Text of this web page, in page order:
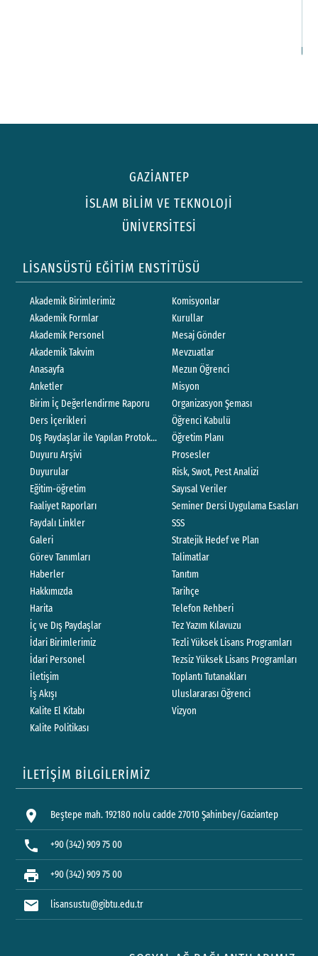
GAZİANTEP
İSLAM BİLİM VE TEKNOLOJİ
ÜNİVERSİTESİ
LİSANSÜSTÜ EĞİTİM ENSTİTÜSÜ
Akademik Birimlerimiz
Akademik Formlar
Akademik Personel
Akademik Takvim
Anasayfa
Anketler
Birim İç Değerlendirme Raporu
Ders İçerikleri
Dış Paydaşlar ile Yapılan Protokoller
Duyuru Arşivi
Duyurular
Eğitim-öğretim
Faaliyet Raporları
Faydalı Linkler
Galeri
Görev Tanımları
Haberler
Hakkımızda
Harita
İç ve Dış Paydaşlar
İdari Birimlerimiz
İdari Personel
İletişim
İş Akışı
Kalite El Kitabı
Kalite Politikası
Komisyonlar
Kurullar
Mesaj Gönder
Mevzuatlar
Mezun Öğrenci
Misyon
Organizasyon Şeması
Öğrenci Kabulü
Öğretim Planı
Prosesler
Risk, Swot, Pest Analizi
Sayısal Veriler
Seminer Dersi Uygulama Esasları
SSS
Stratejik Hedef ve Plan
Talimatlar
Tanıtım
Tarihçe
Telefon Rehberi
Tez Yazım Kılavuzu
Tezli Yüksek Lisans Programları
Tezsiz Yüksek Lisans Programları
Toplantı Tutanakları
Uluslararası Öğrenci
Vizyon
İLETİŞİM BİLGİLERİMİZ
location_on Beştepe mah. 192180 nolu cadde 27010 Şahinbey/Gaziantep
phone +90 (342) 909 75 00
print +90 (342) 909 75 00
mail lisansustu@gibtu.edu.tr